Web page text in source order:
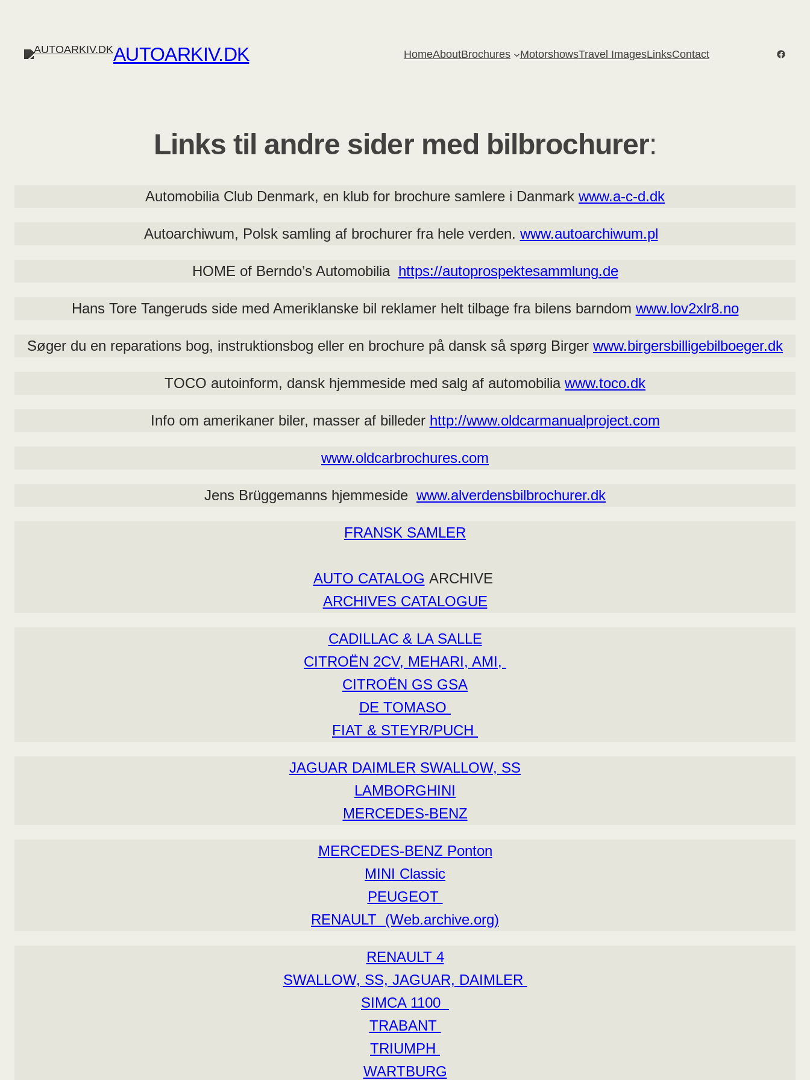
content
AUTOARKIV.DK HomeAboutBrochures MotorshowsTravel ImagesLinksContact
Links til andre sider med bilbrochurer:
Automobilia Club Denmark, en klub for brochure samlere i Danmark www.a-c-d.dk
Autoarchiwum, Polsk samling af brochurer fra hele verden. www.autoarchiwum.pl
HOME of Berndo’s Automobilia https://autoprospektesammlung.de
Hans Tore Tangeruds side med Ameriklanske bil reklamer helt tilbage fra bilens barndom www.lov2xlr8.no
Søger du en reparations bog, instruktionsbog eller en brochure på dansk så spørg Birger www.birgersbilligebilboeger.dk
TOCO autoinform, dansk hjemmeside med salg af automobilia www.toco.dk
Info om amerikaner biler, masser af billeder http://www.oldcarmanualproject.com
www.oldcarbrochures.com
Jens Brüggemanns hjemmeside www.alverdensbilbrochurer.dk
FRANSK SAMLER
AUTO CATALOG ARCHIVE
ARCHIVES CATALOGUE
CADILLAC & LA SALLE
CITROËN 2CV, MEHARI, AMI,
CITROËN GS GSA
DE TOMASO
FIAT & STEYR/PUCH
JAGUAR DAIMLER SWALLOW, SS
LAMBORGHINI
MERCEDES-BENZ
MERCEDES-BENZ Ponton
MINI Classic
PEUGEOT
RENAULT (Web.archive.org)
RENAULT 4
SWALLOW, SS, JAGUAR, DAIMLER
SIMCA 1100
TRABANT
TRIUMPH
WARTBURG